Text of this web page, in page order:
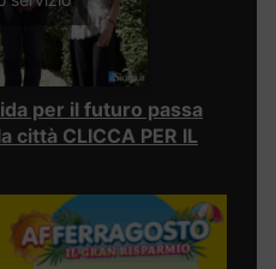
per il futuro passa
città CLICCA PER IL